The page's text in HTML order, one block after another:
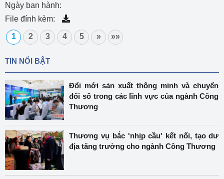
Ngày ban hành:
File đính kèm:
1 2 3 4 5 » »»
TIN NỔI BẬT
Đổi mới sản xuất thông minh và chuyển
đổi số trong các lĩnh vực của ngành Công
Thương
Thương vụ bắc 'nhịp cầu' kết nối, tạo dư
địa tăng trưởng cho ngành Công Thương